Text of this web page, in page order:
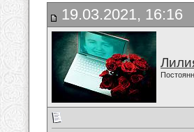
19.03.2021, 16:16